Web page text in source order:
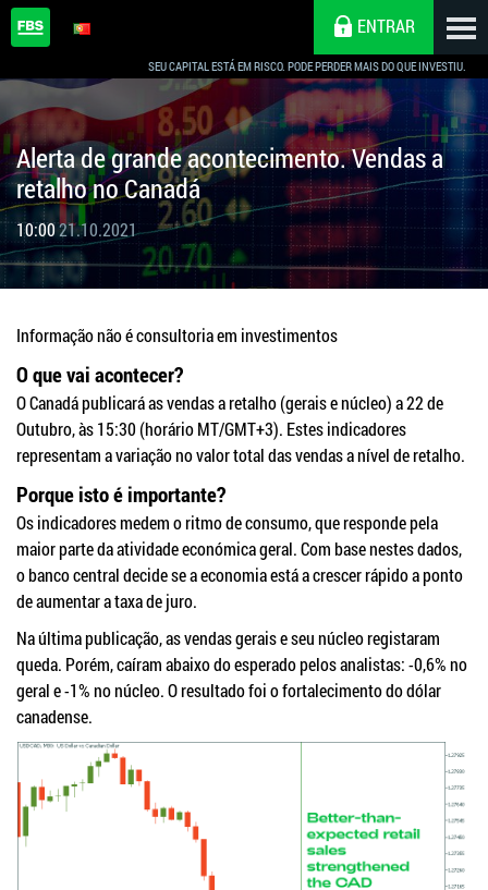
SEU CAPITAL ESTÁ EM RISCO. PODE PERDER MAIS DO QUE INVESTIU.
ENTRAR
Alerta de grande acontecimento. Vendas a
retalho no Canadá
10:0021.10.2021
Informação não é consultoria em investimentos
O que vai acontecer?
O Canadá publicará as vendas a retalho (gerais e núcleo) a 22 de
Outubro, às 15:30 (horário MT/GMT+3). Estes indicadores
representam a variação no valor total das vendas a nível de retalho.
Porque isto é importante?
Os indicadores medem o ritmo de consumo, que responde pela
maior parte da atividade económica geral. Com base nestes dados,
o banco central decide se a economia está a crescer rápido a ponto
de aumentar a taxa de juro.
Na última publicação, as vendas gerais e seu núcleo registaram
queda. Porém, caíram abaixo do esperado pelos analistas: -0,6% no
geral e -1% no núcleo. O resultado foi o fortalecimento do dólar
canadense.